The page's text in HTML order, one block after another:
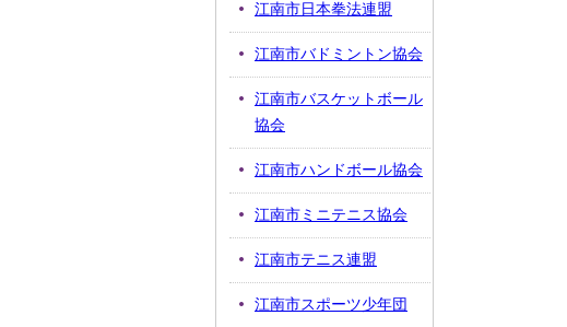
江南市日本拳法連盟
江南市バドミントン協会
江南市バスケットボール
協会
江南市ハンドボール協会
江南市ミニテニス協会
江南市テニス連盟
江南市スポーツ少年団